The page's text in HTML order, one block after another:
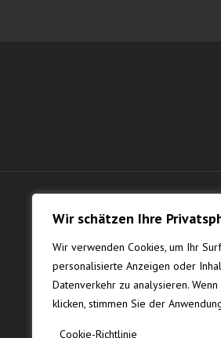
Wir schätzen Ihre
Wir verwenden Cookies, um Ihr
personalisierte Anzeigen oder
Datenverkehr zu analysieren.
klicken, stimmen Sie der
Cookie-Richtlinie